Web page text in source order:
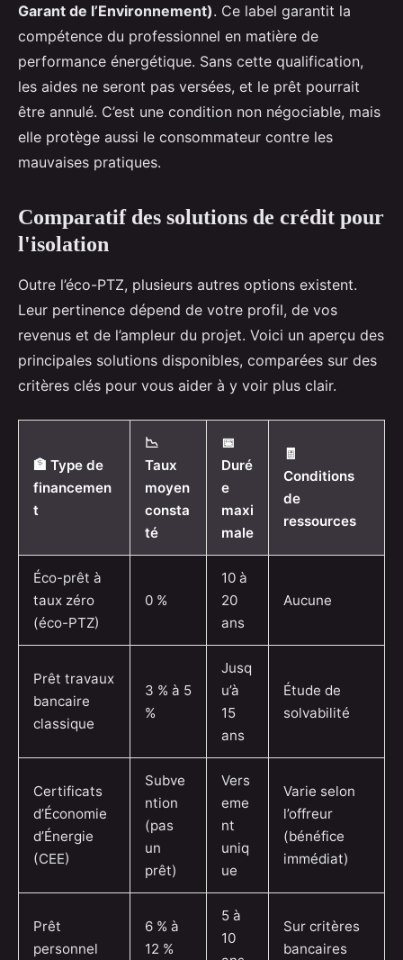
Garant de l’Environnement). Ce label garantit la
compétence du professionnel en matière de
performance énergétique. Sans cette qualification,
les aides ne seront pas versées, et le prêt pourrait
être annulé. C’est une condition non négociable, mais
elle protège aussi le consommateur contre les
mauvaises pratiques.
Comparatif des solutions de crédit pour
l'isolation
Outre l’éco-PTZ, plusieurs autres options existent.
Leur pertinence dépend de votre profil, de vos
revenus et de l’ampleur du projet. Voici un aperçu des
principales solutions disponibles, comparées sur des
critères clés pour vous aider à y voir plus clair.
🏦 Type de
financemen
t
📉
Taux
moyen
consta
té
📅
Duré
e
maxi
male
🧾
Conditions
de
ressources
Éco-prêt à
taux zéro
(éco-PTZ)
0 %
10 à
20
ans
Aucune
Prêt travaux
bancaire
classique
3 % à 5
%
Jusq
u’à
15
ans
Étude de
solvabilité
Certificats
d’Économie
d’Énergie
(CEE)
Subve
ntion
(pas
un
prêt)
Vers
eme
nt
uniq
ue
Varie selon
l’offreur
(bénéfice
immédiat)
Prêt
personnel
6 % à
12 %
5 à
10
Sur critères
bancaires